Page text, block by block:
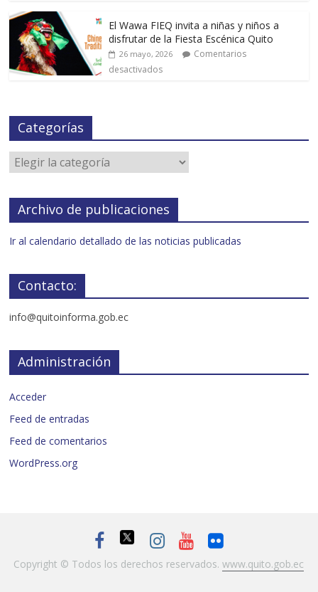
El Wawa FIEQ invita a niñas y niños a
disfrutar de la Fiesta Escénica Quito
26 mayo, 2026
Comentarios
desactivados
Categorías
Archivo de publicaciones
Ir al calendario detallado de las noticias publicadas
Contacto:
info@quitoinforma.gob.ec
Administración
Acceder
Feed de entradas
Feed de comentarios
WordPress.org
Copyright © Todos los derechos reservados.www.quito.gob.ec